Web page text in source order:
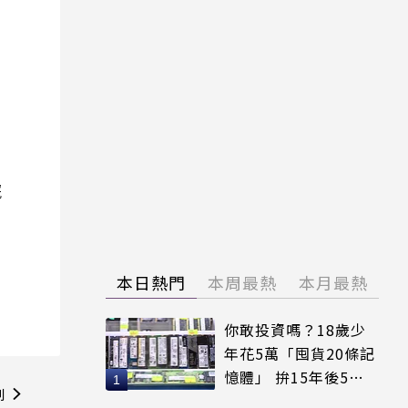
本日熱門 本周最熱 本月最熱
你敢投資嗎？18歲少
年花5萬「囤貨20條記
憶體」 拚15年後5倍